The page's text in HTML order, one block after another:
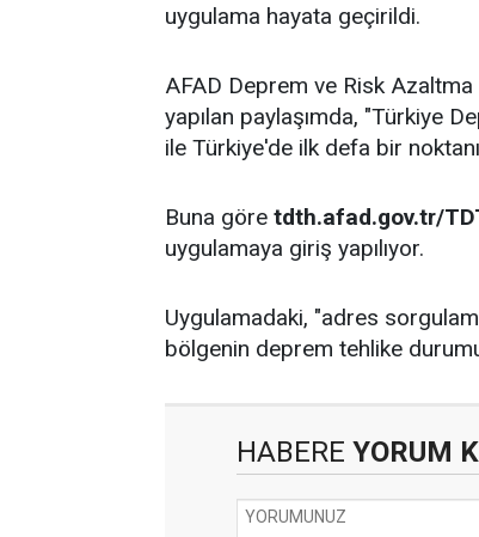
uygulama hayata geçirildi.
AFAD Deprem ve Risk
yapılan paylaşımda, "Türkiye
ile Türkiye'de ilk defa bir
Buna göre tdth.afad.gov.tr/
uygulamaya giriş yapılıyor.
Uygulamadaki, "adres
bölgenin deprem tehlike
HABERE YORUM